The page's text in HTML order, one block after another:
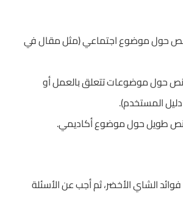
نص حول موضوع اجتماعي (مثل مقال في
نص حول موضوعات تتعلق بالعمل أو
المستخدم).
نص طويل حول موضوع أكاديمي.
فوائد الشاي الأخضر، ثم أجب عن الأسئلة